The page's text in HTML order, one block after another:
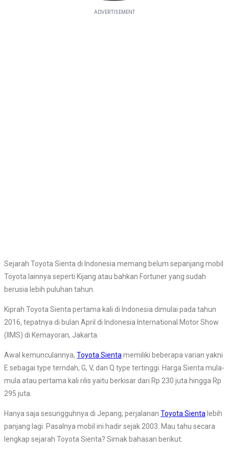
Sejarah Toyota Sienta di Indonesia memang belum sepanjang mobil
Toyota lainnya seperti Kijang atau bahkan Fortuner yang sudah
berusia lebih puluhan tahun.
Kiprah Toyota Sienta pertama kali di Indonesia dimulai pada tahun
2016, tepatnya di bulan April di Indonesia International Motor Show
(IIMS) di Kemayoran, Jakarta.
Awal kemunculannya, Toyota Sientamemiliki beberapa varian yakni
E sebagai type terndah, G, V, dan Q type tertinggi. Harga Sienta mula-
mula atau pertama kali rilis yaitu berkisar dari Rp 230 juta hingga Rp
295 juta.
Hanya saja sesungguhnya di Jepang, perjalanan Toyota Sienta lebih
panjang lagi. Pasalnya mobil ini hadir sejak 2003. Mau tahu secara
lengkap sejarah Toyota Sienta? Simak bahasan berikut: